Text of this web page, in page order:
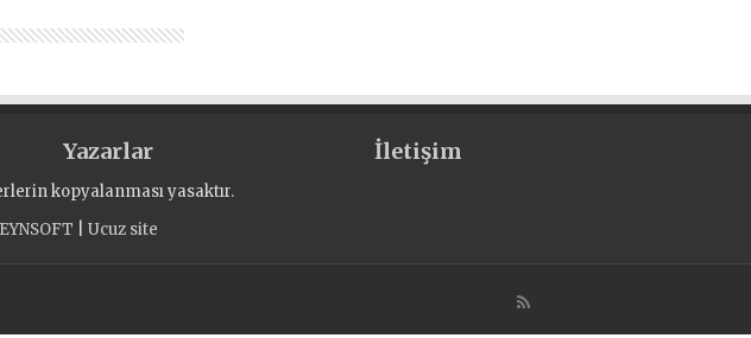
Yazarlar İletişim
kopyalanması yasaktır.
Ucuz site